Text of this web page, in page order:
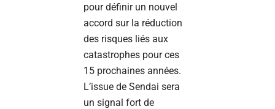
pour définir un nouvel
accord sur la réduction
des risques liés aux
catastrophes pour ces
15 prochaines années.
L’issue de Sendai sera
un signal fort de